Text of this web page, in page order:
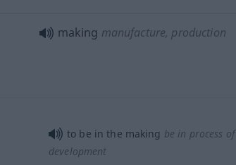
making manufacture, production
to be in the making be in process of
development